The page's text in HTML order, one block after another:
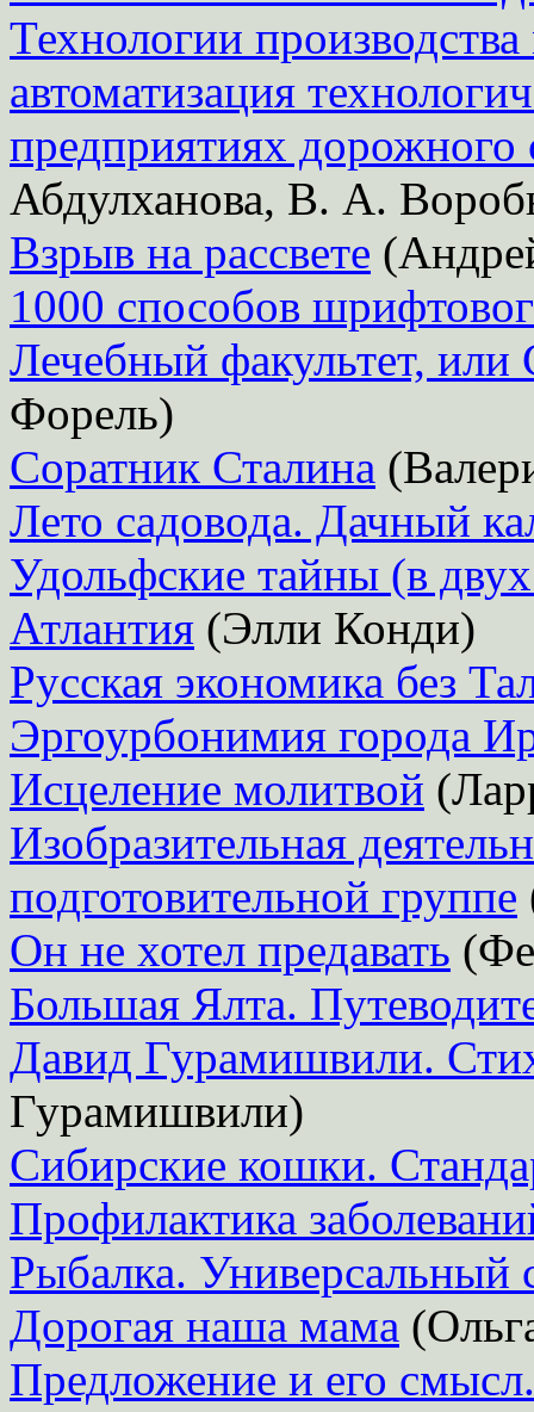
Технологии
автоматизация
предприятиях дорожного
Абдулханова, В. А.
Взрыв на рассвете
1000 способов
Лечебный факультет, или
Форель)
Соратник Сталина
Лето садовода. Дачный
Удольфские тайны (в
Атлантия (Элли Конди)
Русская экономика без
Эргоурбонимия города
Исцеление молитвой
Изобразительная
подготовительной группе
Он не хотел предавать
Большая Ялта.
Давид Гурамишвили.
Гурамишвили)
Сибирские кошки.
Профилактика
Рыбалка. Универсальный
Дорогая наша мама
Предложение и его